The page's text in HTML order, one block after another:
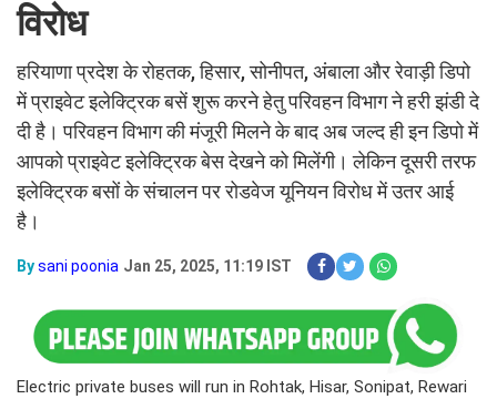
विरोध
हरियाणा प्रदेश के रोहतक, हिसार, सोनीपत, अंबाला और रेवाड़ी डिपो
में प्राइवेट इलेक्ट्रिक बसें शुरू करने हेतु परिवहन विभाग ने हरी झंडी दे
दी है। परिवहन विभाग की मंजूरी मिलने के बाद अब जल्द ही इन डिपो में
आपको प्राइवेट इलेक्ट्रिक बेस देखने को मिलेंगी। लेकिन दूसरी तरफ
इलेक्ट्रिक बसों के संचालन पर रोडवेज यूनियन विरोध में उतर आई
है।
Bysani poonia Jan 25, 2025, 11:19 IST
Electric private buses will run in Rohtak, Hisar, Sonipat, Rewari